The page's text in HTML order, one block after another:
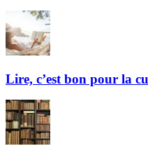
Lire, c’est bon pour la